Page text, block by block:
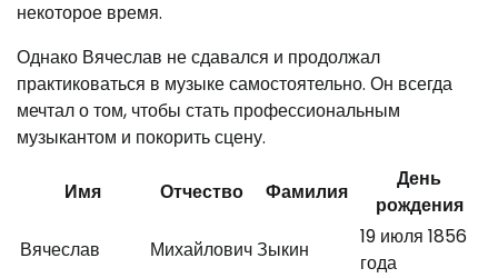
некоторое время.
Однако Вячеслав не сдавался и продолжал
практиковаться в музыке самостоятельно. Он всегда
мечтал о том, чтобы стать профессиональным
музыкантом и покорить сцену.
Имя Отчество Фамилия
День
рождения
Вячеслав
МихайловичЗыкин
19 июля 1856
года